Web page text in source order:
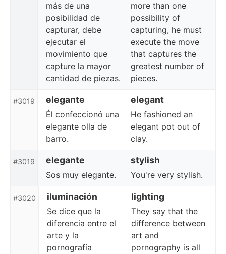
más de una
posibilidad de
capturar, debe
ejecutar el
movimiento que
capture la mayor
cantidad de piezas.
more than one
possibility of
capturing, he must
execute the move
that captures the
greatest number of
pieces.
#3019 elegante elegant
Él confeccionó una
elegante olla de
barro.
He fashioned an
elegant pot out of
clay.
#3019 elegante stylish
Sos muy elegante. You're very stylish.
#3020 iluminación lighting
Se dice que la
diferencia entre el
arte y la
pornografía
They say that the
difference between
art and
pornography is all